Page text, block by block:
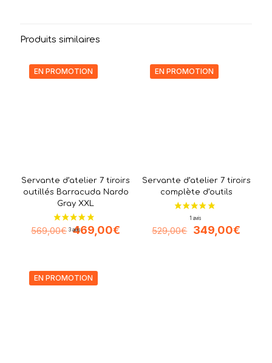
Produits similaires
EN PROMOTION
Servante d’atelier 7 tiroirs
outillés Barracuda Nardo
Gray XXL
569,00€ Le
569,00€.
469,00€
EN PROMOTION
Servante d’atelier 7 tiroirs
complète d’outils
529,00€
Le
349,00€
EN PROMOTION